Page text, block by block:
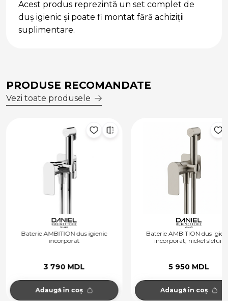
Acest produs reprezintă un set complet de
duș igienic și poate fi montat fără achiziții
suplimentare.
PRODUSE RECOMANDATE
Vezi toate produsele
Baterie AMBITION dus igienic
incorporat
3 790 MDL
Adaugă în coș
Baterie AMBITION dus
incorporat, nickel slefuit
5 950 MDL
Adaugă în coș